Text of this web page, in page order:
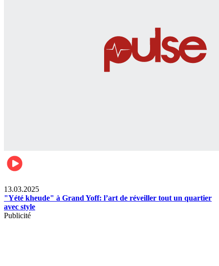
13.03.2025
"Yété kheude" à Grand Yoff: l’art de réveiller tout un quartier
avec style
Publicité